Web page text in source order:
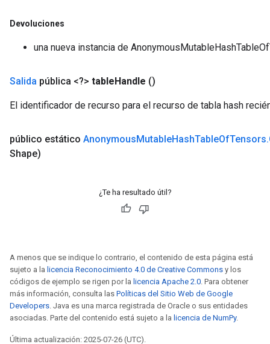
Devoluciones
una nueva instancia de
Salida pública <?> tableHandle ()
El identificador de recurso para el recurso de tabla hash
público estático AnonymousMutableHashTableOfTensors.
Shape)
¿Te ha resultado útil?
A menos que se indique lo contrario, el contenido de esta página está
sujeto a la licencia Reconocimiento 4.0 de Creative Commons y los
códigos de ejemplo se rigen por la licencia Apache 2.0. Para obtener
más información, consulta las Políticas del Sitio Web de Google
Developers. Java es una marca registrada de Oracle o sus entidades
asociadas. Parte del contenido está sujeto a la licencia de NumPy.
Última actualización: 2025-07-26 (UTC).